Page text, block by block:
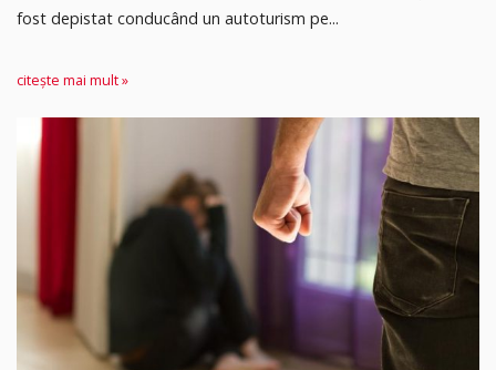
fost depistat conducând un autoturism pe...
citește mai mult »